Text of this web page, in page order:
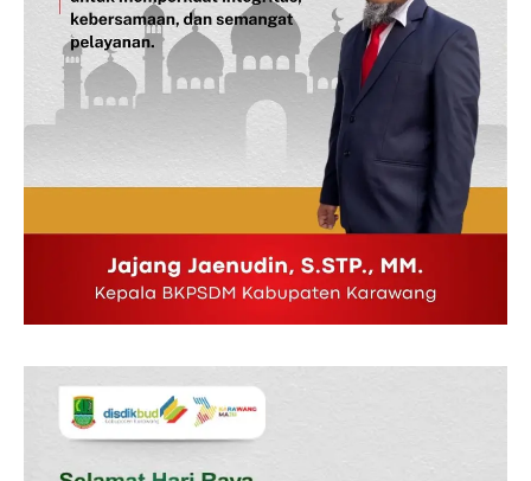
News Week
Magazine PRO